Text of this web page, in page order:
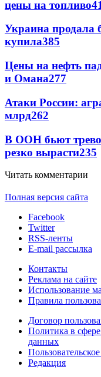
цены на топливо
Украина продала
купила385
Цены на нефть
и Омана277
Атаки России:
млрд262
В ООН бьют
резко вырасти235
Читать комментарии
Полная версия сайта
Facebook
Twitter
RSS-ленты
E-mail рассылка
Контакты
Реклама на сайте
Использование
Правила
Договор
Политика в
данных
Редакция